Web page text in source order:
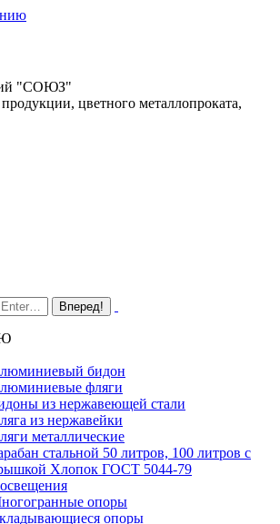
"СОЮЗ"
цветного металлопроката,
бидон
фляги
из нержавеющей стали
из нержавейки
металлические
стальной 50 литров, 100 литров с
Хлопок ГОСТ 5044-79
опоры
опоры